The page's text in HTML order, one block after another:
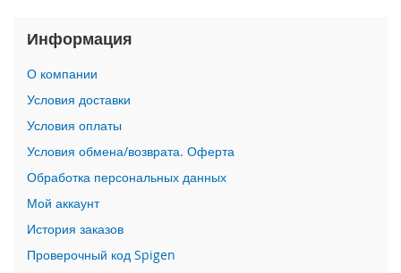
P
h
o
n
e
1
7
P
r
o
i
Информация
О компании
Условия доставки
Условия оплаты
Условия обмена/возврата. Оферта
Обработка персональных данных
Мой аккаунт
История заказов
Проверочный код Spigen